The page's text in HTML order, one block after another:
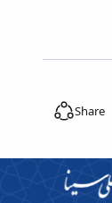
Share